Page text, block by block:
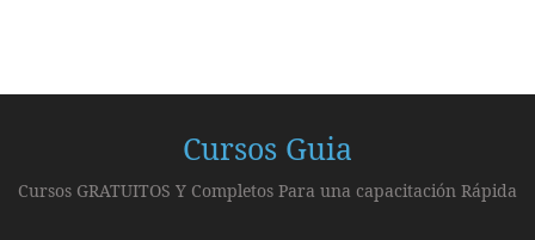
Cursos Guia
Cursos GRATUITOS Y Completos Para una capacitación Rápida